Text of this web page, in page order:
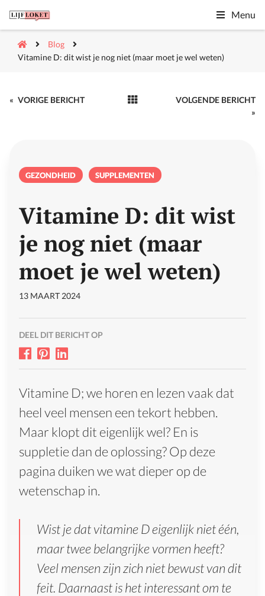
Menu
Blog
Vitamine D: dit wist je nog niet (maar moet je wel weten)
« VORIGE BERICHT
VOLGENDE BERICHT
»
GEZONDHEID SUPPLEMENTEN
Vitamine D: dit wist
je nog niet (maar
moet je wel weten)
13 MAART 2024
DEEL DIT BERICHT OP
Vitamine D; we horen en lezen vaak dat
heel veel mensen een tekort hebben.
Maar klopt dit eigenlijk wel? En is
suppletie dan de oplossing? Op deze
pagina duiken we wat dieper op de
wetenschap in.
Wist je dat vitamine D eigenlijk niet één,
maar twee belangrijke vormen heeft?
Veel mensen zijn zich niet bewust van dit
feit. Daarnaast is het interessant om te